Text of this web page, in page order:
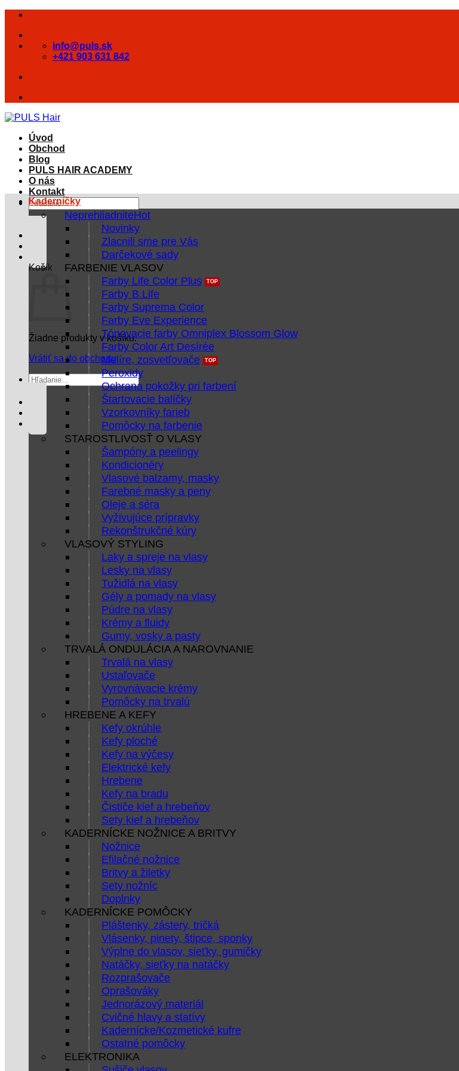
Skip
content
info@puls.sk
+421 903 631 842
Úvod
Obchod
Blog
PULS HAIR ACADEMY
O nás
Kontakt
Hľadať:
Košík
Žiadne produkty v košíku.
Vrátiť sa do obchodu
Hľadať:
Kaderníčky
Neprehliadnite
Novinky
Zlacnili sme pre Vás
Darčekové sady
FARBENIE VLASOV
Farby Life Color Plus
Farby B.Life
Farby Suprema Color
Farby Eve Experience
Tónovacie farby Omniplex Blossom Glow
Farby Color Art Desírée
Melíre, zosvetľovače
Peroxidy
Ochrana pokožky pri farbení
Štartovacie balíčky
Vzorkovníky farieb
Pomôcky na farbenie
STAROSTLIVOSŤ O VLASY
Šampóny a peelingy
Kondicionéry
Vlasové balzamy, masky
Farebné masky a peny
Oleje a séra
Vyživujúce prípravky
Rekonštrukčné kúry
VLASOVÝ STYLING
Laky a spreje na vlasy
Lesky na vlasy
Tužidlá na vlasy
Gély a pomady na vlasy
Púdre na vlasy
Krémy a fluidy
Gumy, vosky a pasty
TRVALÁ ONDULÁCIA A NAROVNANIE
Trvalá na vlasy
Ustaľovače
Vyrovnávacie krémy
Pomôcky na trvalú
HREBENE A KEFY
Kefy okrúhle
Kefy ploché
Kefy na výčesy
Elektrické kefy
Hrebene
Kefy na bradu
Čističe kief a hrebeňov
Sety kief a hrebeňov
KADERNÍCKE NOŽNICE A BRITVY
Nožnice
Efilačné nožnice
Britvy a žiletky
Sety nožníc
Doplnky
KADERNÍCKE POMÔCKY
Pláštenky, zástery, tričká
Vlásenky, pinety, štipce, sponky
Výplne do vlasov, sieťky, gumičky
Natáčky, sieťky na natáčky
Rozprašovače
Oprašováky
Jednorázový materiál
Cvičné hlavy a statívy
Kadernícke/Kozmetické kufre
Ostatné pomôcky
ELEKTRONIKA